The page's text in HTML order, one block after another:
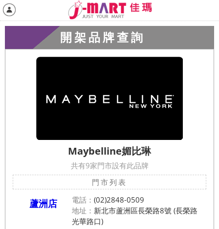
開架品牌查詢
Maybelline媚比琳
共有9家門市設有此品牌
門市列表
蘆洲店 電話： (02)2848-0509
地址： 新北市蘆洲區長榮路8號 (長榮路
光華路口)